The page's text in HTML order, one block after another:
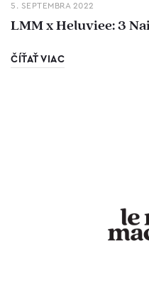
5. SEPTEMBRA 2022
LMM x Heluviee: 3
ČÍŤAŤ VIAC